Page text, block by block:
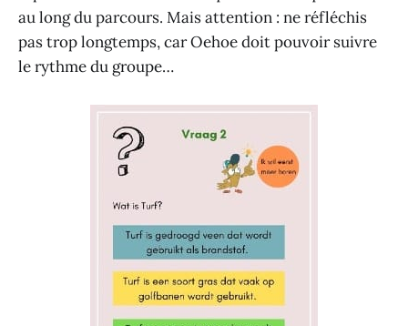
au long du parcours. Mais attention : ne réfléchis
pas trop longtemps, car Oehoe doit pouvoir suivre
le rythme du groupe…